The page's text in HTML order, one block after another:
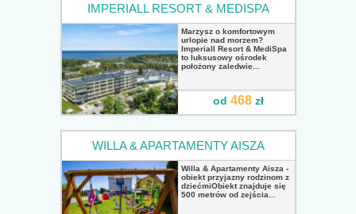
IMPERIALL RESORT & MEDISPA
Marzysz o komfortowym
urlopie nad morzem?
Imperiall Resort & MediSpa
to luksusowy ośrodek
położony zaledwie...
od 468zł
WILLA & APARTAMENTY AISZA
Willa & Apartamenty Aisza -
obiekt przyjazny rodzinom z
dziećmiObiekt znajduje się
500 metrów od zejścia...